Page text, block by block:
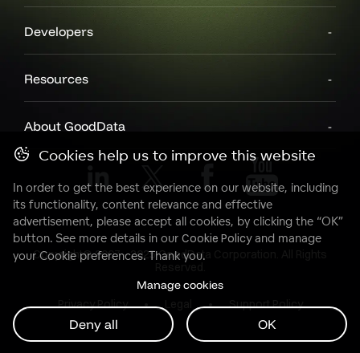
Developers
Resources
About GoodData
Copyright© 2007 - 2025 GoodData Corporation. All Rights
Reserved.
Privacy Policy Support Policy
Cookies help us to improve this website
In order to get the best experience on our website, including
its functionality, content relevance and effective
advertisement, please accept all cookies, by clicking the “OK”
button. See more details in our Cookie Policyand manage
your Cookie preferences. Thank you.
Manage cookies
Deny all OK